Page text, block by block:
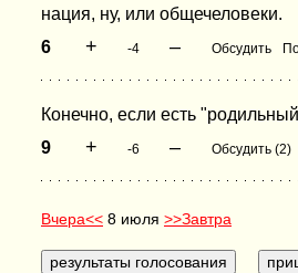
нация, ну, или общечеловеки.
6
+ -4 – Обсудить
Конечно, если есть
9
+ -6 – Обсудить (2)
Вчера<< 8 июля >>Завтра